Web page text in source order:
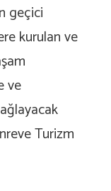
geçici
kurulan ve
ve
Turizm